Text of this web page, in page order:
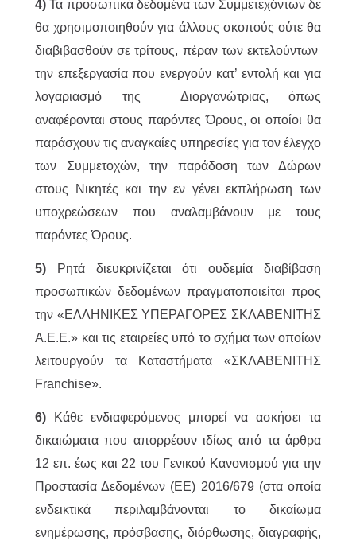
4)Τα προσωπικά δεδομένα των Συμμετεχόντων δε
θα χρησιμοποιηθούν για άλλους σκοπούς ούτε θα
διαβιβασθούν σε τρίτους, πέραν των εκτελούντων
την επεξεργασία που ενεργούν κατ’ εντολή και για
λογαριασμό της Διοργανώτριας, όπως
αναφέρονται στους παρόντες Όρους, οι οποίοι θα
παράσχουν τις αναγκαίες υπηρεσίες για τον έλεγχο
των Συμμετοχών, την παράδοση των Δώρων
στους Νικητές και την εν γένει εκπλήρωση των
υποχρεώσεων που αναλαμβάνουν με τους
παρόντες Όρους.
5)
Ρητά διευκρινίζεται ότι ουδεμία διαβίβαση
προσωπικών δεδομένων πραγματοποιείται προς
την «ΕΛΛΗΝΙΚΕΣ ΥΠΕΡΑΓΟΡΕΣ ΣΚΛΑΒΕΝΙΤΗΣ
Α.Ε.Ε.» και τις εταιρείες υπό το σχήμα των οποίων
λειτουργούν τα Καταστήματα «ΣΚΛΑΒΕΝΙΤΗΣ
Franchise».
6)
Κάθε ενδιαφερόμενος μπορεί να ασκήσει τα
δικαιώματα που απορρέουν ιδίως από τα άρθρα
12 επ. έως και 22 του Γενικού Κανονισμού για την
Προστασία Δεδομένων (ΕΕ) 2016/679 (στα οποία
ενδεικτικά περιλαμβάνονται το δικαίωμα
ενημέρωσης, πρόσβασης, διόρθωσης, διαγραφής,